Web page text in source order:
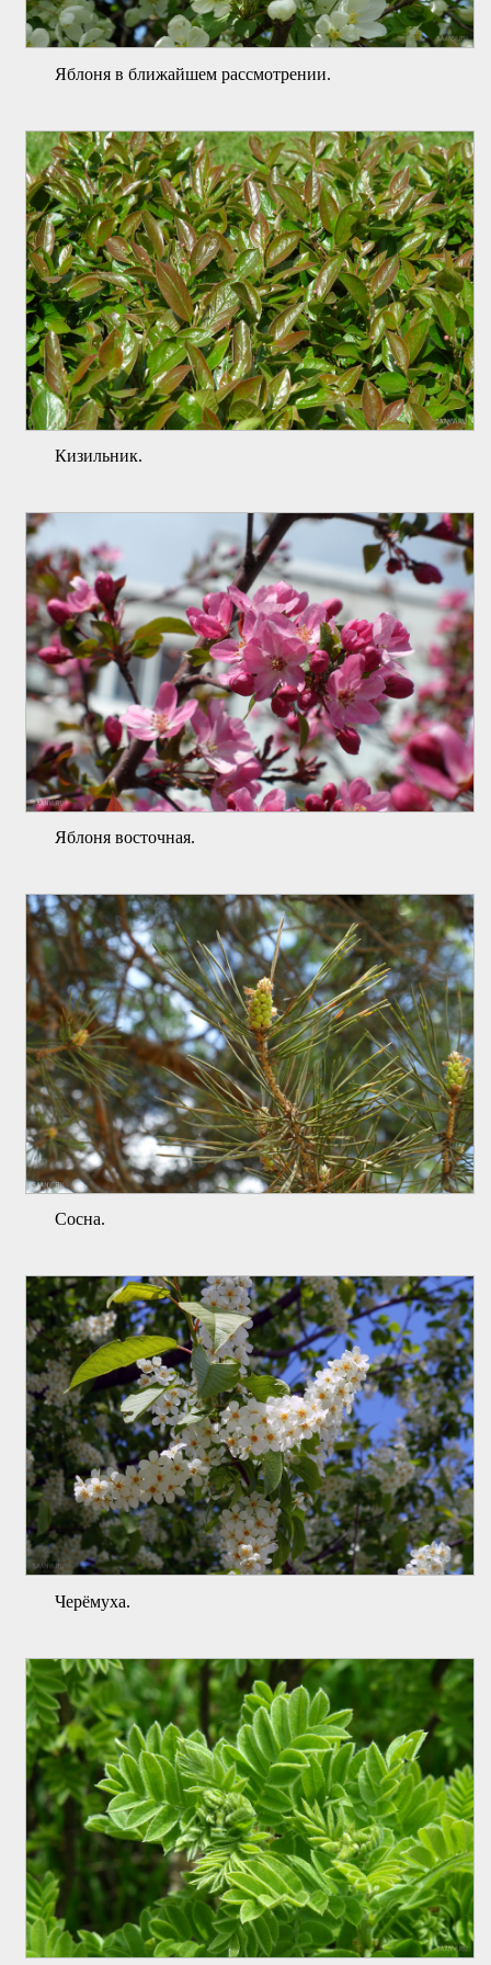
Яблоня в ближайшем рассмотрении.
Кизильник.
Яблоня восточная.
Сосна.
Черёмуха.